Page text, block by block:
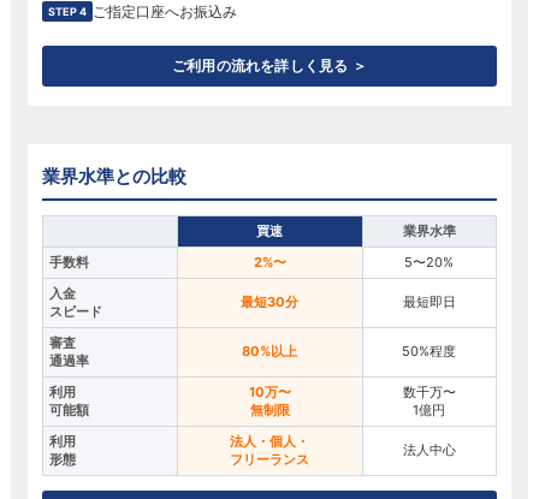
STEP 4 ご指定口座へお振込み
ご利用の流れを詳しく見る ＞
業界水準との比較
買速
業界水準
手数料
2%〜
5〜20%
入金
スピード
最短30分 最短即日
審査
通過率
80%以上 50%程度
利用
可能額
10万〜
無制限
数千万〜
1億円
利用
形態
法人・個人・
フリーランス
法人中心